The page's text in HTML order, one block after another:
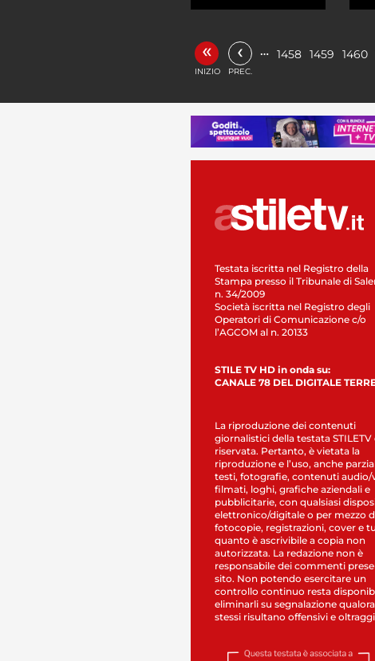
«
INIZIO
‹
PREC.
… 1458 1459 1460
Testata iscritta nel Registro della
Stampa presso il Tribunale di
n. 34/2009
Società iscritta nel Registro degli
Operatori di Comunicazione c/o
l’AGCOM al n. 20133
STILE TV HD in onda su:
CANALE 78 DEL DIGITALE
La riproduzione dei contenuti
giornalistici della testata STILETV
riservata. Pertanto, è vietata la
riproduzione e l’uso, anche
testi, fotografie, contenuti audio/
filmati, loghi, grafiche aziendali e
pubblicitarie, con qualsiasi
elettronico/digitale o per mezzo
fotocopie, registrazioni, cover e
quanto è ascrivibile a copia non
autorizzata. La redazione non è
responsabile dei commenti
sito. Non potendo esercitare un
controllo continuo resta
eliminarli su segnalazione
stessi risultano offensivi e